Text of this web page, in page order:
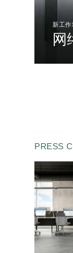
新工作
网
PRESS